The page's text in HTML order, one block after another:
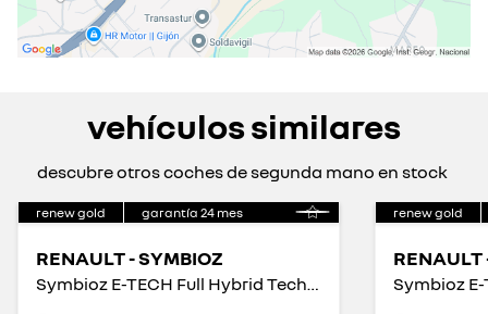
vehículos similares
descubre otros coches de segunda mano en stock
renew gold garantía 24 mes
RENAULT - SYMBIOZ
Symbioz E-TECH Full Hybrid Techno 117kW
renew gold
RENAULT